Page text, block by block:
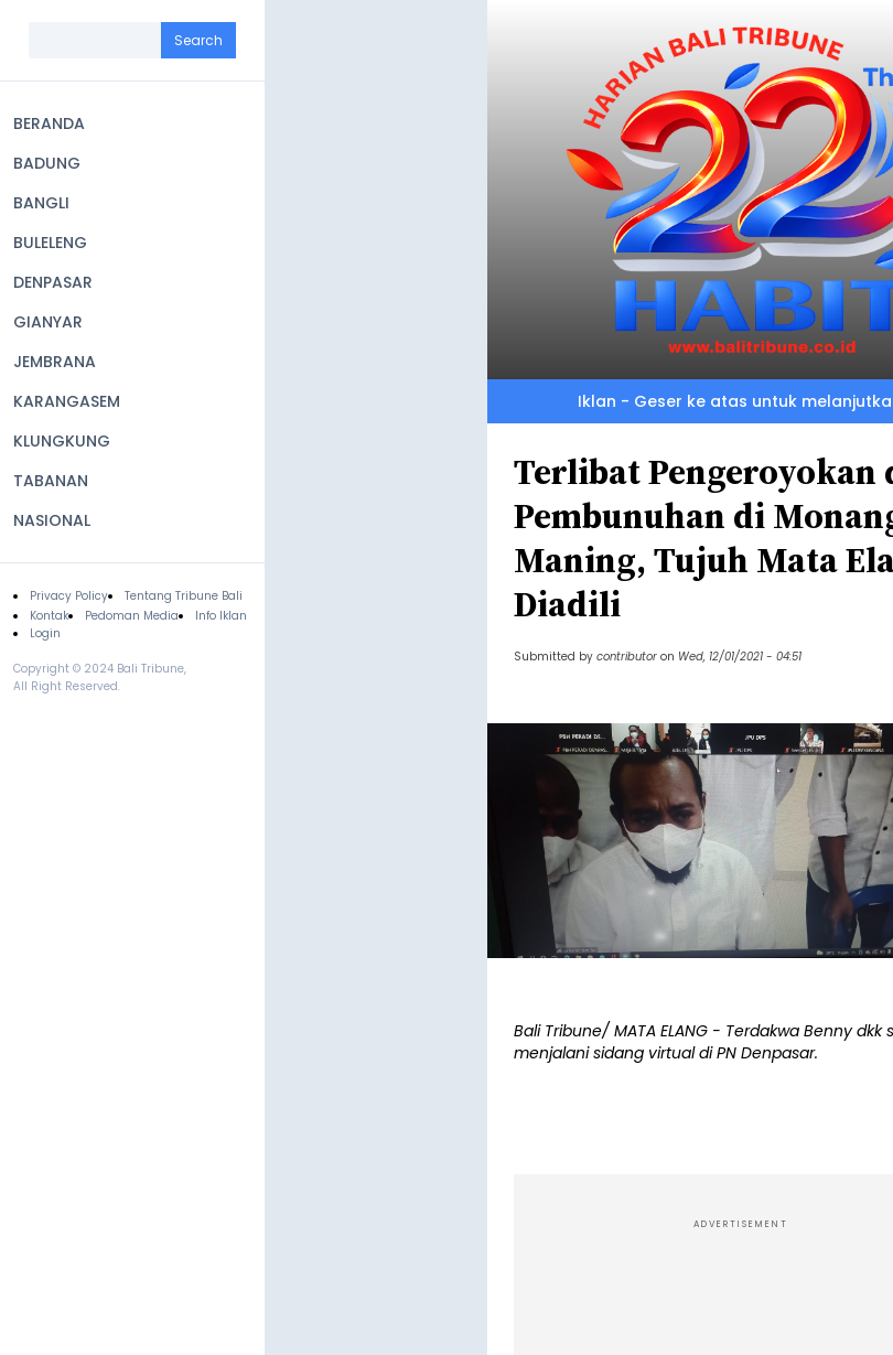
navigation
BERANDA
BADUNG
BANGLI
BULELENG
DENPASAR
GIANYAR
JEMBRANA
KARANGASEM
KLUNGKUNG
TABANAN
NASIONAL
Footer
Privacy Policy
Tentang Tribune Bali
Kontak
Pedoman Media
Info Iklan
Login
Copyright © 2024 Bali Tribune,
All Right Reserved.
Iklan - Geser ke atas untuk
Terlibat Pengeroyokan
Pembunuhan di
Maning, Tujuh Mata
Diadili
Submitted by contributor on Wed, 12/01/2021 - 04:51
Bali Tribune/ MATA ELANG - Terdakwa Benny dkk
menjalani sidang virtual di PN Denpasar.
ADVERTISEMENT